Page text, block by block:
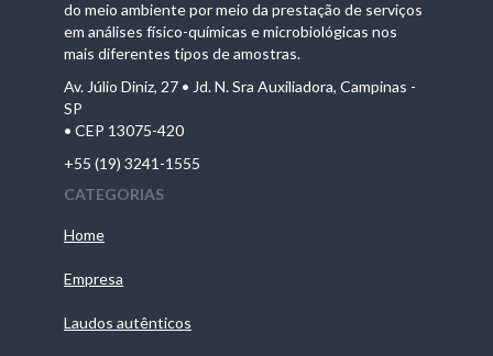
do meio ambiente por meio da prestação de serviços
em análises físico-químicas e microbiológicas nos
mais diferentes tipos de amostras.
Av. Júlio Diniz, 27 • Jd. N. Sra Auxiliadora, Campinas -
SP
• CEP 13075-420
+55 (19) 3241-1555
CATEGORIAS
Home
Empresa
Laudos autênticos